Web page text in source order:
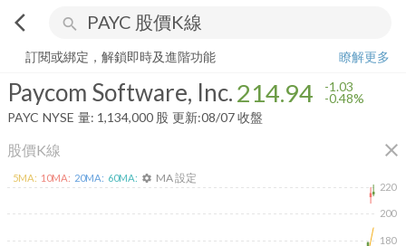
arrow_back_ios search
Paycom Software, Inc. 214.94 -0.48%
訂閱或綁定，解鎖即時及進階功能
瞭解更多
Paycom Software, Inc.214.94 -1.03
-0.48%
PAYC NYSE 量: 1,134,000 股 更新:08/07 收盤
股價K線 close
180
200
220
5MA: 10MA: 20MA: 60MA: settings MA 設定